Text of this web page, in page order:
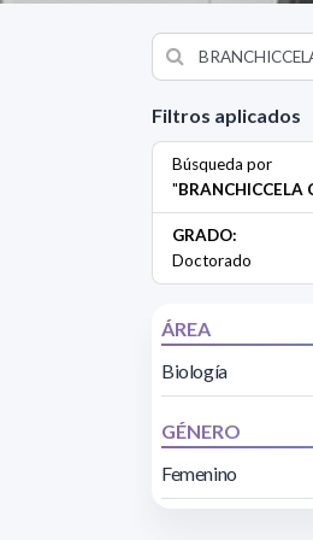
Filtros aplicados
Búsqueda por
"BRANCHICCELA
GRADO:
Doctorado
ÁREA
Biología
GÉNERO
Femenino